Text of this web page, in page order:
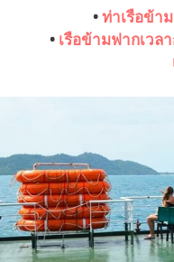
•ท่าเรือข้า
• เรือข้ามฟากเวล